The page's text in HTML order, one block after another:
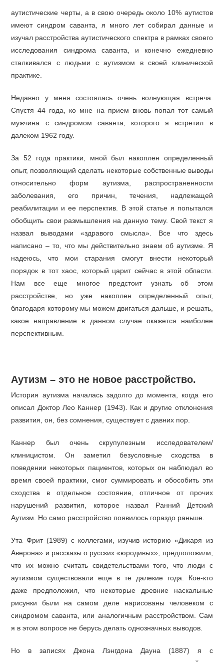
аутистические черты, а в свою очередь около 10% аутистов
имеют синдром саванта, я много лет собирал данные и
изучал расстройства аутистического спектра в рамках своего
исследования синдрома саванта, и конечно ежедневно
сталкивался с людьми с аутизмом в своей клинической
практике.
Недавно у меня состоялась очень волнующая встреча.
Спустя 44 года, ко мне на прием вновь попал тот самый
мужчина с синдромом саванта, которого я встретил в
далеком 1962 году.
За 52 года практики, мной был накоплен определенный
опыт, позволяющий сделать некоторые собственные выводы
относительно форм аутизма, распространенности
заболевания, его причин, течения, надлежащей
реабилитации и ее перспектив. В этой статье я попытался
обобщить свои размышления на данную тему. Свой текст я
назвал выводами «здравого смысла». Все что здесь
написано – то, что мы действительно знаем об аутизме. Я
надеюсь, что мои старания смогут внести некоторый
порядок в тот хаос, который царит сейчас в этой области.
Нам все еще многое предстоит узнать об этом
расстройстве, но уже накоплен определенный опыт,
благодаря которому мы можем двигаться дальше, и решать,
какое направление в данном случае окажется наиболее
перспективным.
Аутизм – это не новое расстройство.
История аутизма началась задолго до момента, когда его
описал Доктор Лео Каннер (1943). Как и другие отклонения
развития, он, без сомнения, существует с давних пор.
Каннер был очень скрупулезным исследователем/
клиницистом. Он заметил безусловные сходства в
поведении некоторых пациентов, которых он наблюдал во
время своей практики, смог суммировать и обособить эти
сходства в отдельное состояние, отличное от прочих
нарушений развития, которое назвал Ранний Детский
Аутизм. Но само расстройство появилось гораздо раньше.
Ута Фрит (1989) с коллегами, изучив историю «Дикаря из
Аверона» и рассказы о русских «юродивых», предположили,
что их можно считать свидетельствами того, что люди с
аутизмом существовали еще в те далекие года. Кое-кто
даже предположил, что некоторые древние наскальные
рисунки были на самом деле нарисованы человеком с
синдромом саванта, или аналогичным расстройством. Сам
я в этом вопросе не берусь делать однозначных выводов.
Но в записях Джона Лэнгдона Дауна (1887) я с